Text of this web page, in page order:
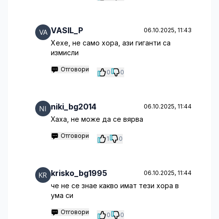
VASIL_P 06.10.2025, 11:43
Хехе, не само хора, ази гиганти са
измисли
Отговори 0 0
niki_bg2014 06.10.2025, 11:44
Хаха, не може да се вярва
Отговори 1 0
krisko_bg1995 06.10.2025, 11:44
че не се знае какво имат тези хора в
ума си
Отговори 0 0